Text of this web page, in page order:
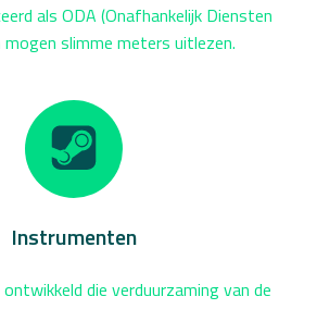
als ODA (Onafhankelijk Diensten
mogen slimme meters uitlezen.
Instrumenten
die verduurzaming van de